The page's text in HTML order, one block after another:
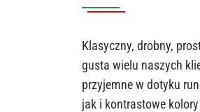
Klasyczny, drobny,
gusta wielu naszych
przyjemne w dotyku
jak i kontrastowe